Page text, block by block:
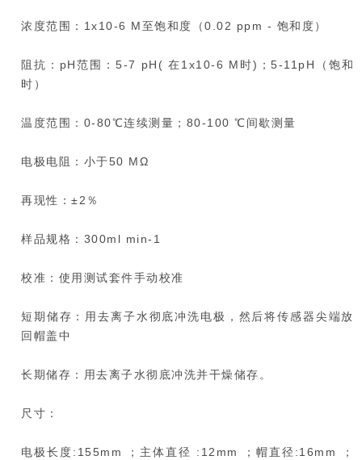
浓度范围：1x10-6 M至饱和度（0.02 ppm - 饱和度）
阻抗：pH范围：5-7 pH( 在1x10-6 M时)；5-11pH（饱和
时）
温度范围：0-80℃连续测量；80-100 ℃间歇测量
电极电阻：小于50 MΩ
再现性：±2％
样品规格：300ml min-1
校准：使用测试套件手动校准
短期储存：用去离子水彻底冲洗电极，然后将传感器尖端放
回帽盖中
长期储存：用去离子水彻底冲洗并干燥储存。
尺寸：
电极长度:155mm ；主体直径 :12mm ；帽直径:16mm ；